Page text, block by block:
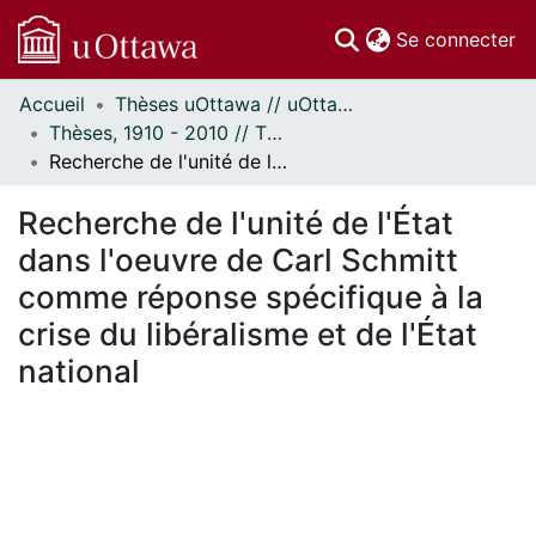
Se connecter
Communautés
et collections
Parcourir
À propos
Accueil
Thèses uOttawa // uOttawa Theses
Thèses, 1910 - 2010 // Theses, 1910 - 2010
Recherche de l'unité de l'État dans l'oeuvre de Carl Schmitt comme réponse spécifique à la crise du libéralisme et de l'État national
Recherche de l'unité de l'État
dans l'oeuvre de Carl Schmitt
comme réponse spécifique à la
crise du libéralisme et de l'État
national